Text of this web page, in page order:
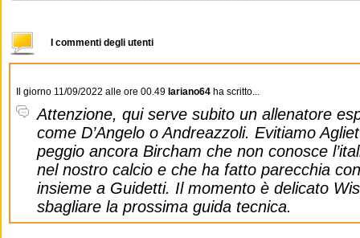
I commenti degli utenti
Il giorno 11/09/2022 alle ore 00.49 lariano64 ha scritto...
Attenzione, qui serve subito un allenatore
come D’Angelo o Andreazzoli. Evitiamo
peggio ancora Bircham che non conosce
nel nostro calcio e che ha fatto parecchia
insieme a Guidetti. Il momento è delicato
sbagliare la prossima guida tecnica.